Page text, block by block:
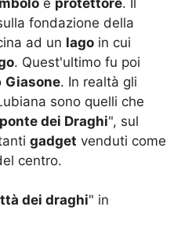
fondazione della
ad un lago in cui
. Quest'ultimo fu poi
Giasone. In realtà gli
sono quelli che
ponte dei Draghi", sul
gadget venduti come
centro.
dei draghi" in